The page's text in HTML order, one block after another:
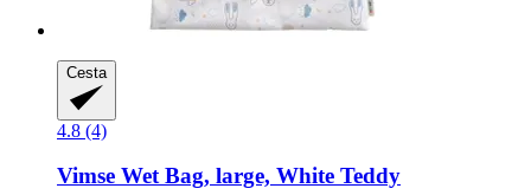
Cesta
4.8 (4)
Vimse Wet Bag, large, White Teddy